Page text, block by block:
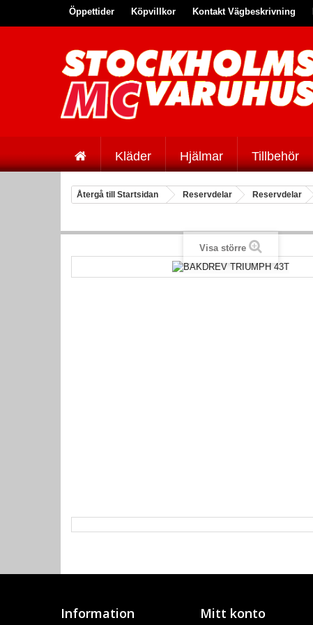
Öppettider Köpvillkor Kontakt Vägbeskrivning
Kläder Hjälmar Tillbehör
Återgå till Startsidan Reservdelar Reservdelar
Visa större
Information Mitt konto